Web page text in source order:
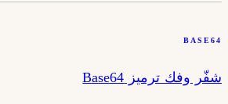
BASE64
شفّر وفك ترميز Base64